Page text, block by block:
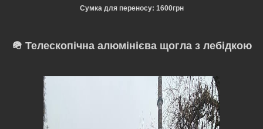
Сумка для переносу: 1600грн
🪖 Телескопічна алюмінієва щогла з лебідкою